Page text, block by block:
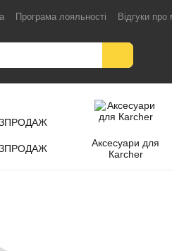
Програма лояльності Відгуки про
Аксесуари для
Кarcher